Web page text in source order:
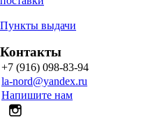
Пункты выдачи
Контакты
+7 (916) 098-83-94
la-nord@yandex.ru
Напишите нам